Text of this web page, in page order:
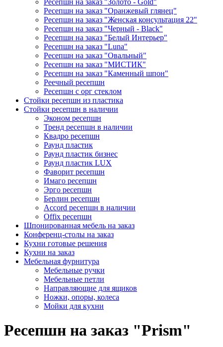
Ресепшн на заказ "Золото - Gold"
Ресепшн на заказ "Оранжевый глянец"
Ресепшн на заказ "Женская консультация 22"
Ресепшн на заказ "Черный - Black"
Ресепшн на заказ "Белый Интерьер"
Ресепшн на заказ "Luna"
Ресепшн на заказ "Овальный"
Ресепшн на заказ "МИСТИК"
Ресепшн на заказ "Каменный шпон"
Реечный ресепшн
Ресепшн с орг стеклом
Стойки ресепшн из пластика
Стойки ресепшн в наличии
Эконом ресепшн
Тренд ресепшн в наличии
Квадро ресепшн
Раунд пластик
Раунд пластик бизнес
Раунд пластик LUX
Фаворит ресепшн
Имаго ресепшн
Эрго ресепшн
Берлин ресепшн
Accord ресепшн в наличии
Offix ресепшн
Шпонированная мебель на заказ
Конференц-столы на заказ
Кухни готовые решения
Кухни на заказ
Мебельная фурнитура
Мебельные ручки
Мебельные петли
Направляющие для ящиков
Ножки, опоры, колеса
Мойки для кухни
Ресепшн на заказ "Prism"